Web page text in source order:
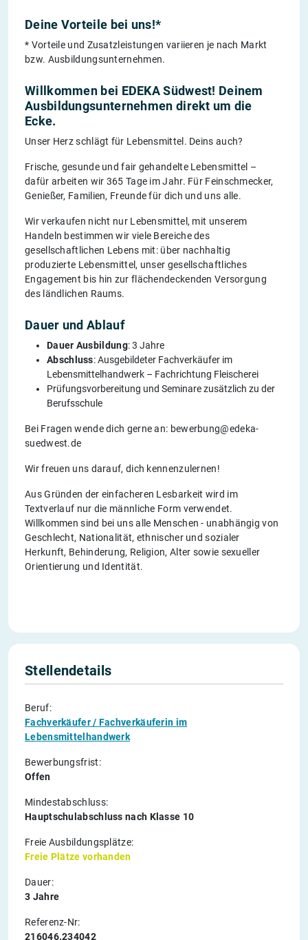
Deine Vorteile bei uns!*
* Vorteile und Zusatzleistungen variieren je nach Markt
bzw. Ausbildungsunternehmen.
Willkommen bei EDEKA Südwest! Deinem
Ausbildungsunternehmen direkt um die
Ecke.
Unser Herz schlägt für Lebensmittel. Deins auch?
Frische, gesunde und fair gehandelte Lebensmittel –
dafür arbeiten wir 365 Tage im Jahr. Für Feinschmecker,
Genießer, Familien, Freunde für dich und uns alle.
Wir verkaufen nicht nur Lebensmittel, mit unserem
Handeln bestimmen wir viele Bereiche des
gesellschaftlichen Lebens mit: über nachhaltig
produzierte Lebensmittel, unser gesellschaftliches
Engagement bis hin zur flächendeckenden Versorgung
des ländlichen Raums.
Dauer und Ablauf
Dauer Ausbildung: 3 Jahre
Abschluss: Ausgebildeter Fachverkäufer im
Lebensmittelhandwerk – Fachrichtung Fleischerei
Prüfungsvorbereitung und Seminare zusätzlich zu der
Berufsschule
Bei Fragen wende dich gerne an: bewerbung@edeka-
suedwest.de
Wir freuen uns darauf, dich kennenzulernen!
Aus Gründen der einfacheren Lesbarkeit wird im
Textverlauf nur die männliche Form verwendet.
Willkommen sind bei uns alle Menschen - unabhängig von
Geschlecht, Nationalität, ethnischer und sozialer
Herkunft, Behinderung, Religion, Alter sowie sexueller
Orientierung und Identität.
Stellendetails
Beruf:
Fachverkäufer / Fachverkäuferin im
Lebensmittelhandwerk
Bewerbungsfrist:
Offen
Mindestabschluss:
Hauptschulabschluss nach Klasse 10
Freie Ausbildungsplätze:
Freie Plätze vorhanden
Dauer:
3 Jahre
Referenz-Nr:
216046.234042